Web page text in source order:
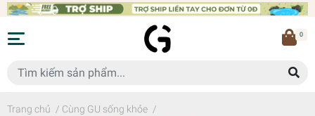
0
Trang chủ / Cùng GU sống khỏe /